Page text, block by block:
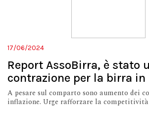
17/06/2024
Report AssoBirra, è stato
contrazione per la birra
A pesare sul comparto sono aumento dei
inflazione. Urge rafforzare la